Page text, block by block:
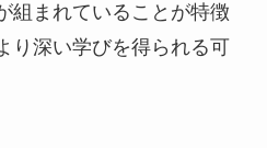
組まれていることが特徴
り深い学びを得られる可